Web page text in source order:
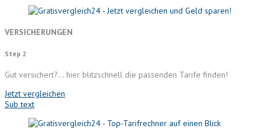
VERSICHERUNGEN
Step 2
Gut versichert?… hier blitzschnell die passenden Tarife finden!
Jetzt vergleichen
Sub text